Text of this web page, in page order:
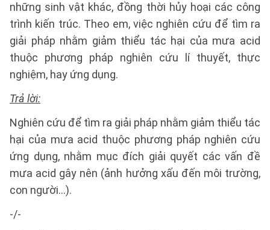
những sinh vật khác, đồng thời hủy hoại các công
trình kiến trúc. Theo em, việc nghiên cứu để tìm ra
giải pháp nhằm giảm thiểu tác hại của mưa acid
thuộc phương pháp nghiên cứu lí thuyết, thực
nghiệm, hay ứng dụng.
Trả lời:
Nghiên cứu để tìm ra giải pháp nhằm giảm thiểu tác
hại của mưa acid thuộc phương pháp nghiên cứu
ứng dụng, nhằm mục đích giải quyết các vấn đề
mưa acid gây nên (ảnh hưởng xấu đến môi trường,
con người...).
-/-